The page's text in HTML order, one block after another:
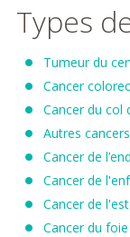
Types
Tumeur du
Cancer
Cancer du col
Autres
Cancer de
Cancer de
Cancer de
Cancer du foie